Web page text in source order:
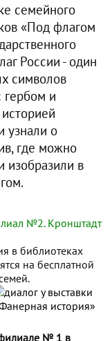
семейного
«Под флагом
России - один
символов
гербом и
узнали о
где можно
изобразили в
№2. Кронштадт
в библиотеках
на бесплатной
№ 1 в